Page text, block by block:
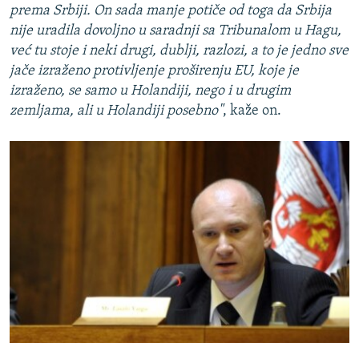
prema Srbiji. On sada manje potiče od toga da Srbija
nije uradila dovoljno u saradnji sa Tribunalom u Hagu,
već tu stoje i neki drugi, dublji, razlozi, a to je jedno sve
jače izraženo protivljenje proširenju EU, koje je
izraženo, se samo u Holandiji, nego i u drugim
zemljama, ali u Holandiji posebno", kaže on.